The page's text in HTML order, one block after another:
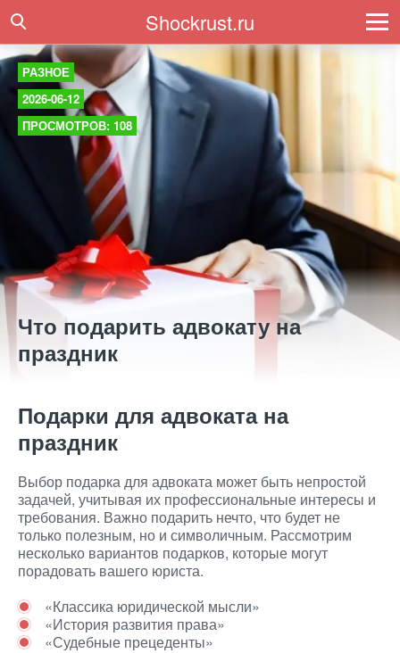
Shockrust.ru
РАЗНОЕ
2026-06-12
ПРОСМОТРОВ: 108
Что подарить адвокату на
праздник
Подарки для адвоката на
праздник
Выбор подарка для адвоката может быть непростой
задачей, учитывая их профессиональные интересы и
требования. Важно подарить нечто, что будет не
только полезным, но и символичным. Рассмотрим
несколько вариантов подарков, которые могут
порадовать вашего юриста.
«Классика юридической мысли»
«История развития права»
«Судебные прецеденты»